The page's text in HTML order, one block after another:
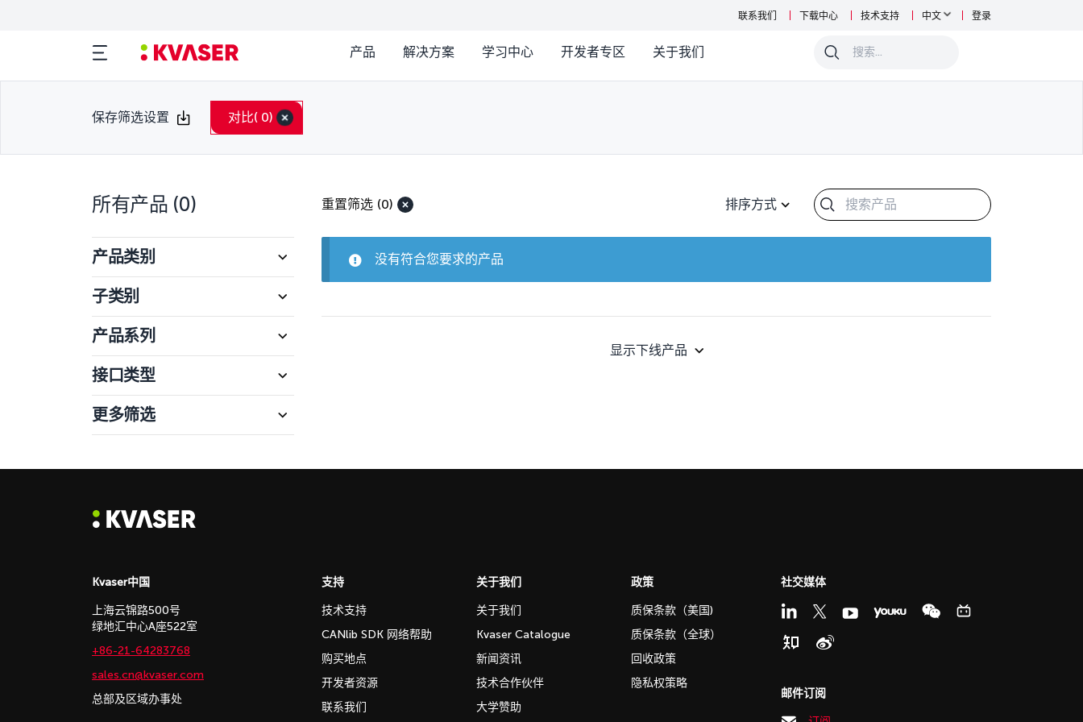
联系我们 下载中心 技术支持 中文 登录
产品 解决方案 学习中心 开发者专区 关于我们 0
保存筛选设置 对比( 0)
所有产品 (0) 重置筛选 (0) 排序方式
产品类别
子类别
产品系列
接口类型
更多筛选
没有符合您要求的产品
显示下线产品
Kvaser中国
上海云锦路500号
绿地汇中心A座522室
+86-21-64283768
sales.cn@kvaser.com
总部及区域办事处
支持
技术支持
CANlib SDK 网络帮助
购买地点
开发者资源
联系我们
关于我们
关于我们
Kvaser Catalogue
新闻资讯
技术合作伙伴
大学赞助
政策
质保条款（美国)
质保条款（全球）
回收政策
隐私权策略
社交媒体
邮件订阅